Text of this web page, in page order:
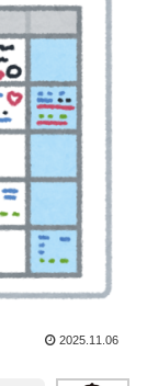
2025.11.06